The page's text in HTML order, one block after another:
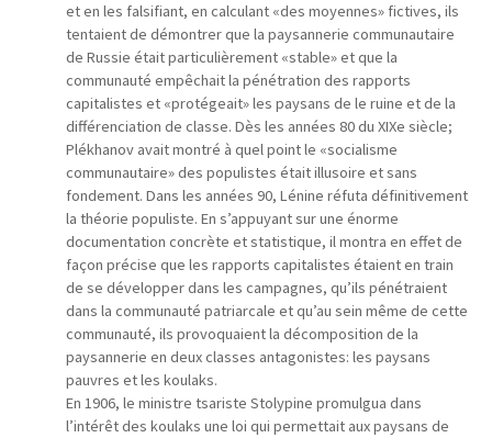
et en les falsifiant, en calculant «des moyennes» fictives, ils
tentaient de démontrer que la paysannerie communautaire
de Russie était particulièrement «stable» et que la
communauté empêchait la pénétration des rapports
capitalistes et «protégeait» les paysans de le ruine et de la
différenciation de classe. Dès les années 80 du XIXe siècle;
Plékhanov avait montré à quel point le «socialisme
communautaire» des populistes était illusoire et sans
fondement. Dans les années 90, Lénine réfuta définitivement
la théorie populiste. En s’appuyant sur une énorme
documentation concrète et statistique, il montra en effet de
façon précise que les rapports capitalistes étaient en train
de se développer dans les campagnes, qu’ils pénétraient
dans la communauté patriarcale et qu’au sein même de cette
communauté, ils provoquaient la décomposition de la
paysannerie en deux classes antagonistes: les paysans
pauvres et les koulaks.
En 1906, le ministre tsariste Stolypine promulgua dans
l’intérêt des koulaks une loi qui permettait aux paysans de